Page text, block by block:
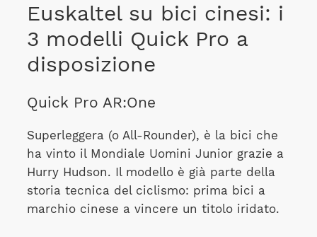
Euskaltel su bici cinesi: i
3 modelli Quick Pro a
disposizione
Quick Pro AR:One
Superleggera (o All-Rounder), è la bici che
ha vinto il Mondiale Uomini Junior grazie a
Hurry Hudson. Il modello è già parte della
storia tecnica del ciclismo: prima bici a
marchio cinese a vincere un titolo iridato.